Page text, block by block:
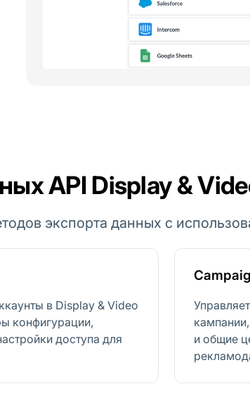
API Display &
экспорта данных с
в Display & Video
конфигурации,
доступа для
и общие